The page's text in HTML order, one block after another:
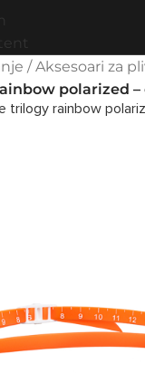
/Aksesoari za
polarized –
trilogy rainbow